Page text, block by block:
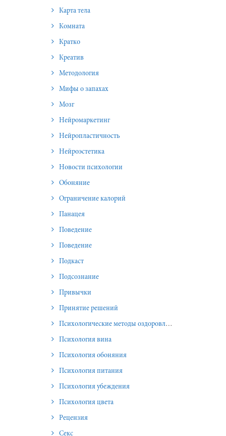
Карта тела
Комната
Кратко
Креатив
Методология
Мифы о запахах
Мозг
Нейромаркетинг
Нейропластичность
Нейроэстетика
Новости психологии
Обоняние
Ограничение калорий
Панацея
Поведение
Поведение
Подкаст
Подсознание
Привычки
Принятие решений
Психологические методы оздоровления и омоложения
Психология вина
Психология обоняния
Психология питания
Психология убеждения
Психология цвета
Рецензия
Секс